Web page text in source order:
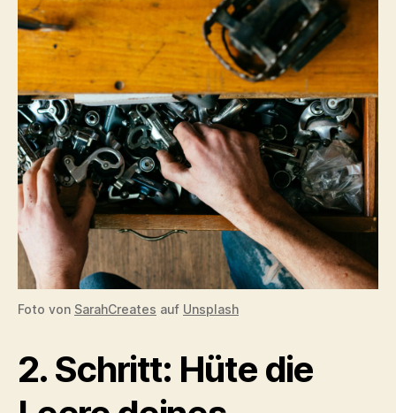
Foto von SarahCreates auf Unsplash
2. Schritt: Hüte die